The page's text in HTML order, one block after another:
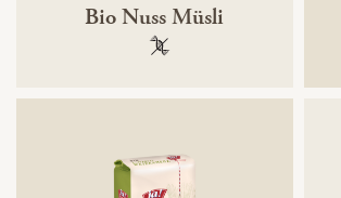
Bio Nuss Müsli
100 % gentechnikfrei